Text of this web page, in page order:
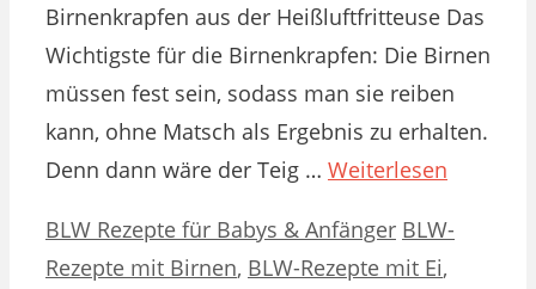
Birnenkrapfen aus der Heißluftfritteuse Das
Wichtigste für die Birnenkrapfen: Die Birnen
müssen fest sein, sodass man sie reiben
kann, ohne Matsch als Ergebnis zu erhalten.
Denn dann wäre der Teig … Weiterlesen
Kategorien
BLW Rezepte für Babys & Anfänger Schlagwörter
BLW-
Rezepte mit Birnen, BLW-Rezepte mit Ei,